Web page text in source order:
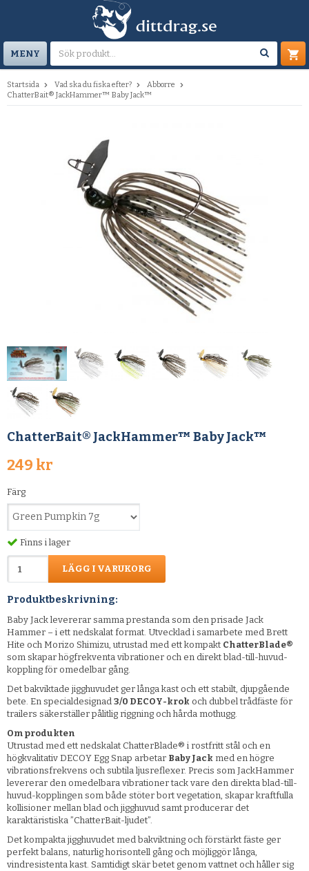
MENY
Startsida Vad ska du fiska efter?
Abborre
ChatterBait® JackHammer™ Baby Jack™
ChatterBait® JackHammer™ Baby Jack™
249 kr
Färg
Finns i lager
LÄGG I VARUKORG
Produktbeskrivning:
Baby Jack levererar samma prestanda som den prisade Jack
Hammer – i ett nedskalat format. Utvecklad i samarbete med Brett
Hite och Morizo Shimizu, utrustad med ett kompakt ChatterBlade®
som skapar högfrekventa vibrationer och en direkt blad-till-huvud-
koppling för omedelbar gång.
Det bakviktade jigghuvudet ger långa kast och ett stabilt, djupgående
bete. En specialdesignad 3/0 DECOY-krok och dubbel trådfäste för
trailers säkerställer pålitlig riggning och hårda mothugg.
Om produkten
Utrustad med ett nedskalat ChatterBlade® i rostfritt stål och en
högkvalitativ DECOY Egg Snap arbetar Baby Jack med en högre
vibrationsfrekvens och subtila ljusreflexer. Precis som JackHammer
levererar den omedelbara vibrationer tack vare den direkta blad-till-
huvud-kopplingen som både stöter bort vegetation, skapar kraftfulla
kollisioner mellan blad och jigghuvud samt producerar det
karaktäristiska ”ChatterBait-ljudet”.
Det kompakta jigghuvudet med bakviktning och förstärkt fäste ger
perfekt balans, naturlig horisontell gång och möjliggör långa,
vindresistenta kast. Samtidigt skär betet genom vattnet och håller sig